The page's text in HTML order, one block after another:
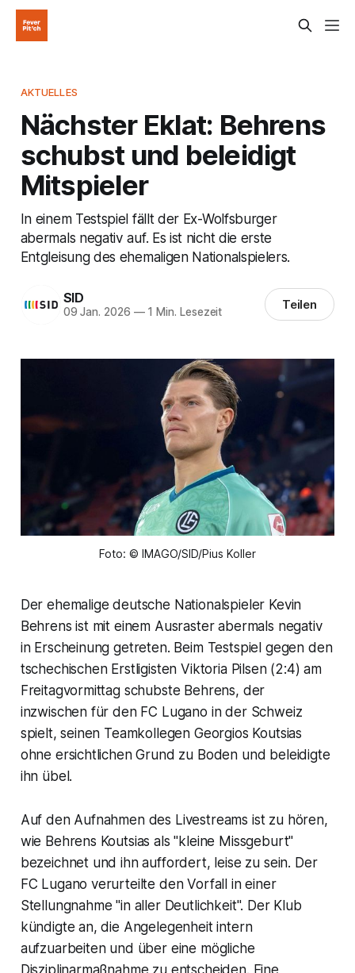
AKTUELLES
Nächster Eklat: Behrens
schubst und beleidigt
Mitspieler
In einem Testspiel fällt der Ex-Wolfsburger
abermals negativ auf. Es ist nicht die erste
Entgleisung des ehemaligen Nationalspielers.
SID
09 Jan. 2026 —1 Min. Lesezeit Teilen
Foto: © IMAGO/SID/Pius Koller
Der ehemalige deutsche Nationalspieler Kevin
Behrens ist mit einem Ausraster abermals negativ
in Erscheinung getreten. Beim Testspiel gegen den
tschechischen Erstligisten Viktoria Pilsen (2:4) am
Freitagvormittag schubste Behrens, der
inzwischen für den FC Lugano in der Schweiz
spielt, seinen Teamkollegen Georgios Koutsias
ohne ersichtlichen Grund zu Boden und beleidigte
ihn übel.
Auf den Aufnahmen des Livestreams ist zu hören,
wie Behrens Koutsias als "kleine Missgeburt"
bezeichnet und ihn auffordert, leise zu sein. Der
FC Lugano verurteilte den Vorfall in einer
Stellungnahme "in aller Deutlichkeit". Der Klub
kündigte an, die Angelegenheit intern
aufzuarbeiten und über eine mögliche